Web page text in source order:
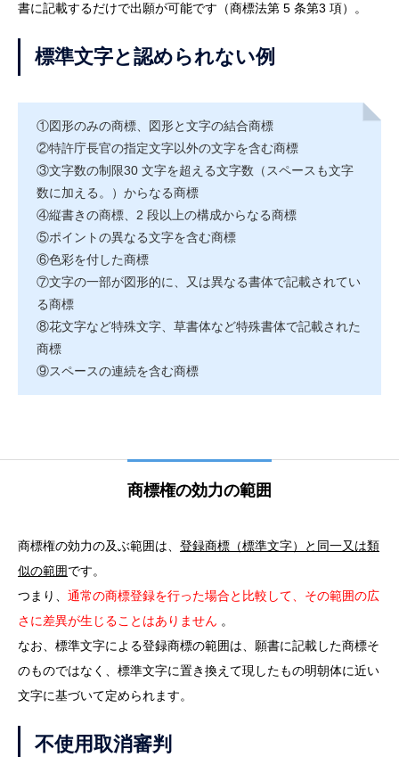
書に記載するだけで出願が可能です（商標法第 5 条第3 項）。
標準文字と認められない例
①図形のみの商標、図形と文字の結合商標
②特許庁長官の指定文字以外の文字を含む商標
③文字数の制限30 文字を超える文字数（スペースも文字
数に加える。）からなる商標
④縦書きの商標、2 段以上の構成からなる商標
⑤ポイントの異なる文字を含む商標
⑥色彩を付した商標
⑦文字の一部が図形的に、又は異なる書体で記載されてい
る商標
⑧花文字など特殊文字、草書体など特殊書体で記載された
商標
⑨スペースの連続を含む商標
商標権の効力の範囲
商標権の効力の及ぶ範囲は、 登録商標（標準文字）と同一又は類
似の範囲です。
つまり、 通常の商標登録を行った場合と比較して、その範囲の広
さに差異が生じることはありません 。
なお、標準文字による登録商標の範囲は、願書に記載した商標そ
のものではなく、標準文字に置き換えて現したもの明朝体に近い
文字に基づいて定められます。
不使用取消審判